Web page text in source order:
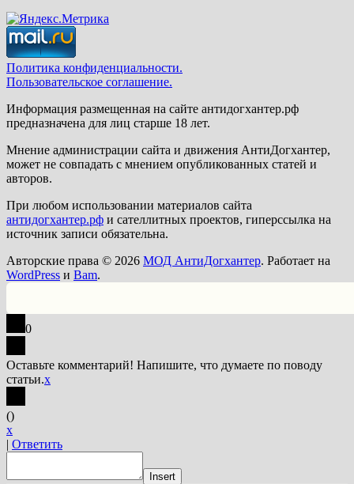
Политика конфиденциальности.
Пользовательское соглашение.
Информация размещенная на сайте антидогхантер.рф
предназначена для лиц старше 18 лет.
Мнение администрации сайта и движения АнтиДогхантер,
может не совпадать с мнением опубликованных статей и
авторов.
При любом использовании материалов сайта
антидогхантер.рф и сателлитных проектов, гиперссылка на
источник записи обязательна.
Авторские права © 2026 МОД АнтиДогхантер. Работает на
WordPress и Bam.
0
Оставьте комментарий! Напишите, что думаете по поводу
статьи.x
()
x
| Ответить
Insert